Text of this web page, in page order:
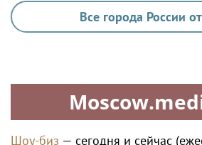
Все города России
Шоу-биз — сегодня и сейчас